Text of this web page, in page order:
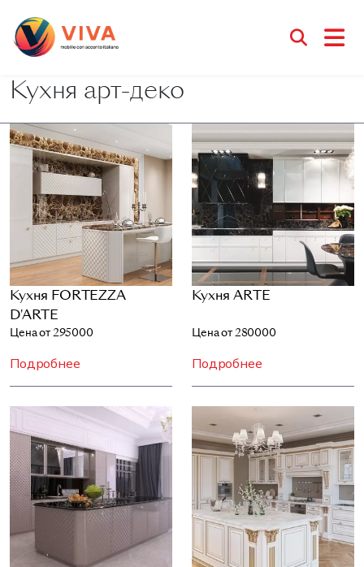
Кухня арт-деко
Кухня FORTEZZA
D'ARTE
Цена от 295000
Подробнее
Кухня ARTE
Цена от 280000
Подробнее